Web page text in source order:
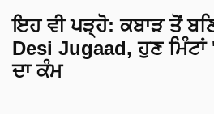
ਇਹ ਵੀ ਪੜ੍ਹੋ: ਕਬਾੜ ਤੋਂ
Desi Jugaad, ਹੁਣ
ਦਾ ਕੰਮ